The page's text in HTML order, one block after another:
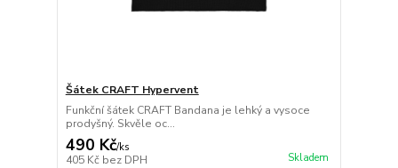
Šátek CRAFT Hypervent
Funkční šátek CRAFT Bandana je lehký a vysoce
prodyšný. Skvěle oc...
490 Kč/ks
405 Kč bez DPH Skladem